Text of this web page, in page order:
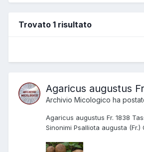
Trovato 1 risultato
Agaricus augustus
Archivio Micologico ha
Agaricus augustus Fr. 1838
Sinonimi Psalliota augusta